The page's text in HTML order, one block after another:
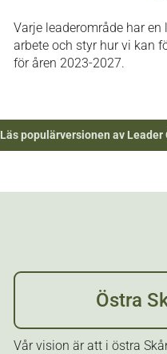
Varje leaderområde har
arbete och styr hur vi kan
för åren 2023-2027.
Läs populärversionen av
Östra
Vår vision är att i östra